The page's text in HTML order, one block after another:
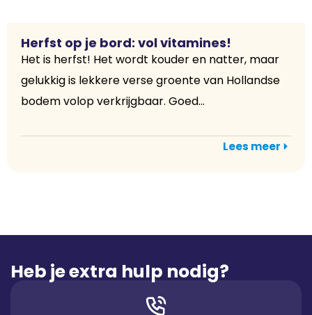
Herfst op je bord: vol vitamines!
Het is herfst! Het wordt kouder en natter, maar
gelukkig is lekkere verse groente van Hollandse
bodem volop verkrijgbaar. Goed...
Lees meer
Heb je extra hulp nodig?